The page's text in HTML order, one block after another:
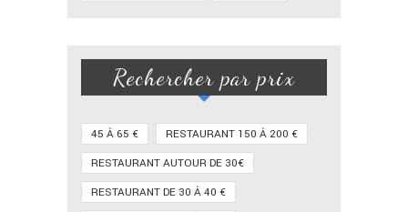
Rechercher par prix
45 À 65 €
RESTAURANT 150 À 200 €
RESTAURANT AUTOUR DE 30€
RESTAURANT DE 30 À 40 €